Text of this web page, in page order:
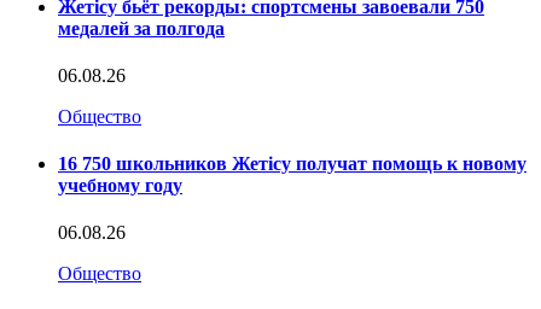
Жетісу бьёт рекорды: спортсмены завоевали 750
медалей за полгода
06.08.26
Общество
16 750 школьников Жетісу получат помощь к новому
учебному году
06.08.26
Общество